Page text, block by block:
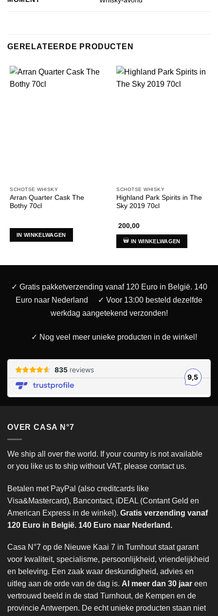
GERELATEERDE PRODUCTEN
SCHOTSE WHISKY
Arran Quarter Cask The
Bothy 70cl
IN WINKELWAGEN
SCHOTSE WHISKY
Highland Park Spirits in The
Sky 2019 70cl
200,00
IN WINKELWAGEN
✓ Gratis pakketverzending vanaf 120 Euro in België. 140
Euro naar Nederland
✓ Voor 13:00 besteld dezelfde
werkdag aangetekend verzonden!
✓ Nog veel meer unieke producten in de winkel!
OVER CASA N°7
We ship all over the world. If your country is not available
or you like us to ship without VAT, please contact us.
Betalen met PayPal (also creditcards like
Visa&Mastercard), Bancontact, iDEAL (Contant Geld en
American Express in de winkel). Gratis verzending vanaf
120 Euro in België. 140 Euro naar Nederland.
Casa N°7 op de Nieuwe Kaai 7 in Turnhout staat garant
voor kwaliteit, specialisme, persoonlijkheid, vriendelijkheid
en beleving. Een zaak waar deskundigheid, advies en
uitleg aan de orde van de dag is. Al meer dan 30 jaar een
vertrouwd beeld in de stad Turnhout, de Kempen en de
provincie Antwerpen. De echt unieke producten staan niet